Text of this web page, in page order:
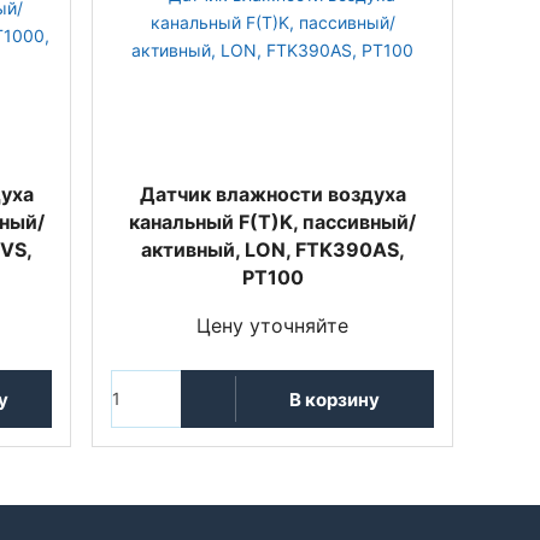
Датчик влажности воздуха
канальный F(T)K, пассивный/
активный, LON, FTK390AS,
PT100
Цену уточняйте
В корзину